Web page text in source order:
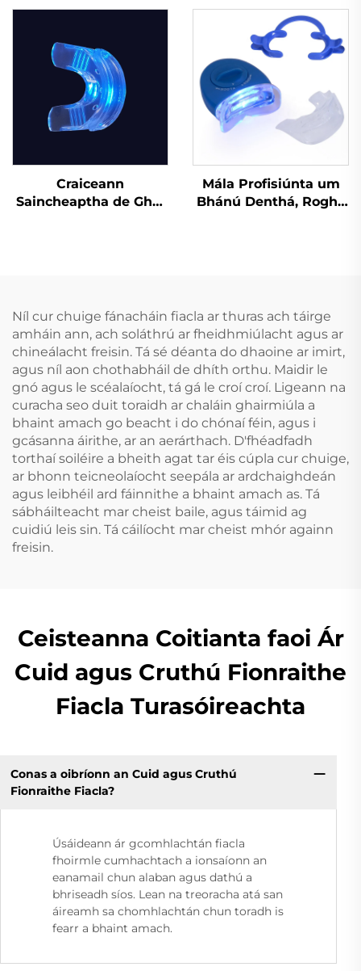
Inbhuanaithe do
Cosanta Dothain EVA
Dá Dhathach do MMA
Anrochtáin
Silicónach
Craiceann
Saincheaptha de Ghel
Mála Profisiúnta um
Bhánú Denthá, Rogha
Níl cur chuige fánacháin fiacla ar thuras ach táirge
amháin ann, ach soláthrú ar fheidhmiúlacht agus ar
chineálacht freisin. Tá sé déanta do dhaoine ar imirt,
agus níl aon chothabháil de dhíth orthu. Maidir le
gnó agus le scéalaíocht, tá gá le croí croí. Ligeann na
curacha seo duit toraidh ar chaláin ghairmiúla a
bhaint amach go beacht i do chónaí féin, agus i
gcásanna áirithe, ar an aerárthach. D'fhéadfadh
torthaí soiléire a bheith agat tar éis cúpla cur chuige,
ar bhonn teicneolaíocht seepála ar ardchaighdeán
agus leibhéil ard fáinnithe a bhaint amach as. Tá
sábháilteacht mar cheist baile, agus táimid ag
cuidiú leis sin. Tá cáilíocht mar cheist mhór againn
freisin.
Ceisteanna Coitianta faoi Ár
Cuid agus Cruthú Fionraithe
Fiacla Turasóireachta
Conas a oibríonn an Cuid agus Cruthú
Fionraithe Fiacla?
Úsáideann ár gcomhlachtán fiacla
fhoirmle cumhachtach a ionsaíonn an
eanamail chun alaban agus dathú a
bhriseadh síos. Lean na treoracha atá san
áireamh sa chomhlachtán chun toradh is
fearr a bhaint amach.